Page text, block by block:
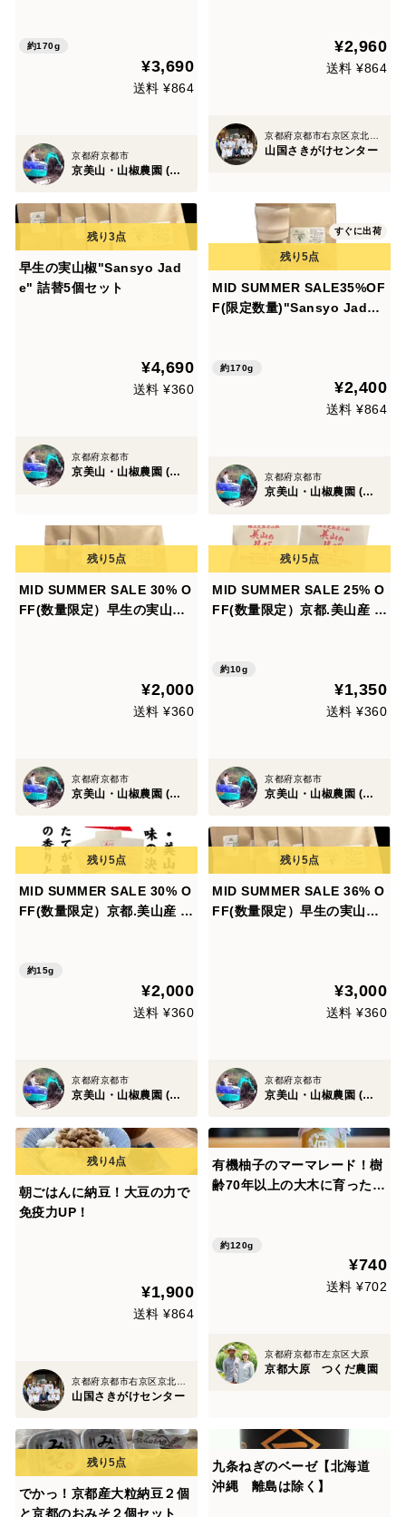
約170g
¥3,690
送料 ¥864
京都府京都市
京美山・山椒農園 (内儀家)
¥2,960
送料 ¥864
山国さきがけセンター
早生の実山椒"Sansyo Jad
e" 詰替5個セット
¥4,690
送料 ¥360
京都府京都市
京美山・山椒農園 (内儀家)
すぐに出荷
MID SUMMER SALE35%OF
F(限定数量)"Sansyo Jade"
セット！
約170g
¥2,400
送料 ¥864
京都府京都市
京美山・山椒農園 (内儀家)
MID SUMMER SALE 30% O
FF(数量限定）早生の実山
¥2,000
送料 ¥360
京都府京都市
京美山・山椒農園 (内儀家)
MID SUMMER SALE 25% O
FF(数量限定）京都.美山産 極
ク
約10g
¥1,350
送料 ¥360
京都府京都市
京美山・山椒農園 (内儀家)
MID SUMMER SALE 30% O
FF(数量限定）京都.美山産 極
ク約15g
¥2,000
送料 ¥360
京都府京都市
京美山・山椒農園 (内儀家)
MID SUMMER SALE 36% O
FF(数量限定）早生の実山
¥3,000
送料 ¥360
京都府京都市
京美山・山椒農園 (内儀家)
朝ごはんに納豆！大豆の力で
免疫力UP！
¥1,900
送料 ¥864
京都府京都市右京区京北塔町
山国さきがけセンター
有機柚子のマーマレード！樹
齢70年以上の大木に育った柚
ジャム！有機農家の加工品！
約120g
¥740
送料 ¥702
京都府京都市左京区大原
京都大原 つくだ農園
でかっ！京都産大粒納豆２個
と京都のおみそ２個セット
九条ねぎのベーゼ【北海道
沖縄 離島は除く】